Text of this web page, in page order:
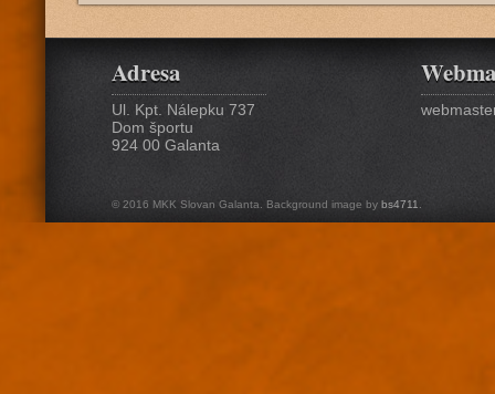
Adresa
Ul. Kpt. Nálepku 737
Dom športu
924 00 Galanta
© 2016 MKK Slovan Galanta. Background image by bs4711